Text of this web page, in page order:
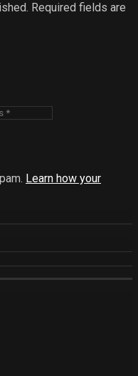
Required fields are
Learn how your